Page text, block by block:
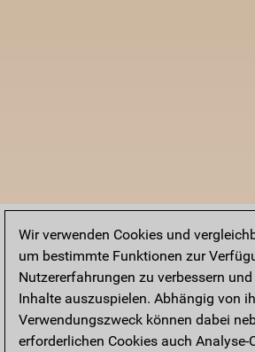
Wir verwenden Cookies und
um bestimmte Funktionen zur
Nutzererfahrungen zu verbessern
Inhalte auszuspielen. Abhängig von
Verwendungszweck können dabei
erforderlichen Cookies auch Analyse-